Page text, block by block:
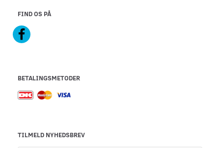
FIND OS PÅ
BETALINGSMETODER
TILMELD NYHEDSBREV